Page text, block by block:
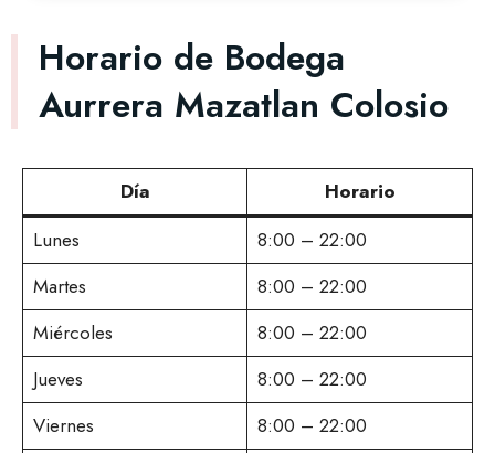
Horario de Bodega
Aurrera Mazatlan Colosio
Día
Horario
Lunes
8:00 – 22:00
Martes
8:00 – 22:00
Miércoles
8:00 – 22:00
Jueves
8:00 – 22:00
Viernes
8:00 – 22:00